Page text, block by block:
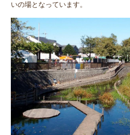
いの場となっています。